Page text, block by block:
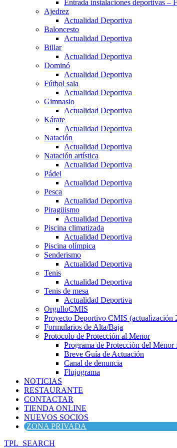
Entrada instalaciones deportivas –
Ajedrez
Actualidad Deportiva
Baloncesto
Actualidad Deportiva
Billar
Actualidad Deportiva
Dominó
Actualidad Deportiva
Fútbol sala
Actualidad Deportiva
Gimnasio
Actualidad Deportiva
Kárate
Actualidad Deportiva
Natación
Actualidad Deportiva
Natación artística
Actualidad Deportiva
Pádel
Actualidad Deportiva
Pesca
Actualidad Deportiva
Piragüismo
Actualidad Deportiva
Piscina climatizada
Actualidad Deportiva
Piscina olímpica
Senderismo
Actualidad Deportiva
Tenis
Actualidad Deportiva
Tenis de mesa
Actualidad Deportiva
OrgulloCMIS
Proyecto Deportivo CMIS (actualización
Formularios de Alta/Baja
Protocolo de Protección al Menor
Programa de Protección del
Breve Guía de Actuación
Canal de denuncia
Flujograma
NOTICIAS
RESTAURANTE
CONTACTAR
TIENDA ONLINE
NUEVOS SOCIOS
ZONA PRIVADA
TPL_SEARCH